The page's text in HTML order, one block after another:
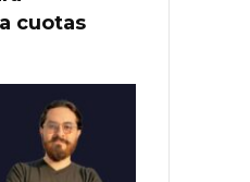
cuotas